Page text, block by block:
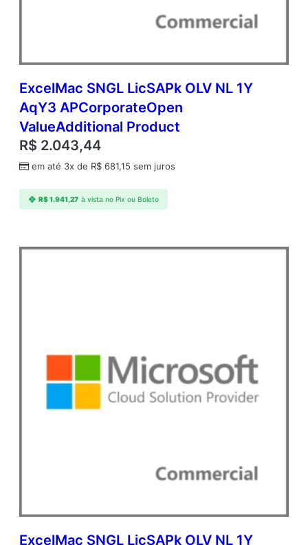
ExcelMac SNGL LicSAPk OLV NL 1Y
AqY3 APCorporateOpen
ValueAdditional Product
R$ 2.043,44
em até 3x de R$ 681,15 sem juros
R$1.941,27 à vista no Pix ou Boleto
ExcelMac SNGL LicSAPk OLV NL 1Y